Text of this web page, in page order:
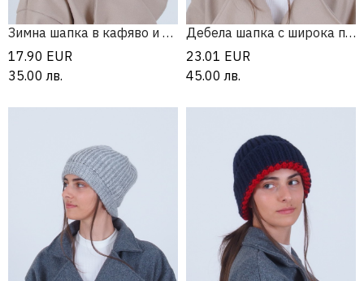
Зимна шапка в кафяво и сиво
17.90 EUR
35.00 лв.
Дебела шапка с широка периферия
23.01 EUR
45.00 лв.